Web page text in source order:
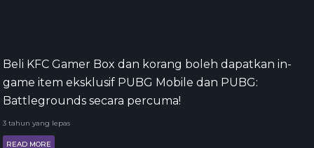
Beli KFC Gamer Box dan korang boleh dapatkan in-
game item eksklusif PUBG Mobile dan PUBG:
Battlegrounds secara percuma!
3 tahun yang lepas
READ MORE